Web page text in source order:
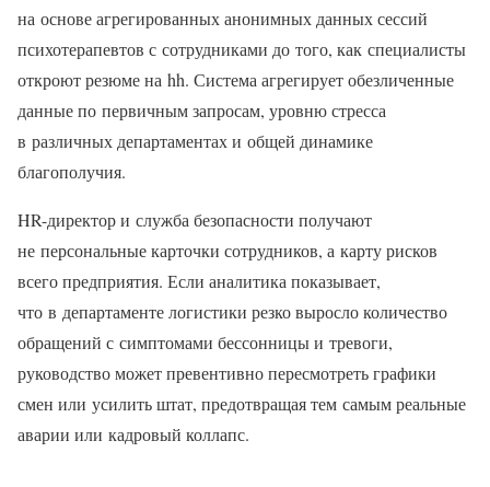
на основе агрегированных анонимных данных сессий
психотерапевтов с сотрудниками до того, как специалисты
откроют резюме на hh. Система агрегирует обезличенные
данные по первичным запросам, уровню стресса
в различных департаментах и общей динамике
благополучия.
HR-директор и служба безопасности получают
не персональные карточки сотрудников, а карту рисков
всего предприятия. Если аналитика показывает,
что в департаменте логистики резко выросло количество
обращений с симптомами бессонницы и тревоги,
руководство может превентивно пересмотреть графики
смен или усилить штат, предотвращая тем самым реальные
аварии или кадровый коллапс.